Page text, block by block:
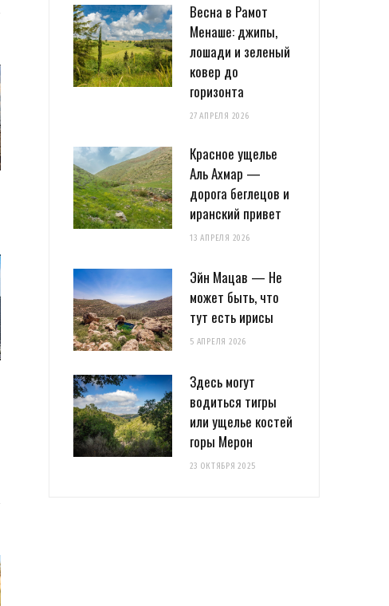
Весна в Рамот
Менаше: джипы,
лошади и зеленый
ковер до
горизонта
27 АПРЕЛЯ 2026
Красное ущелье
Аль Ахмар —
дорога беглецов и
иранский привет
13 АПРЕЛЯ 2026
Эйн Мацав — Не
может быть, что
тут есть ирисы
5 АПРЕЛЯ 2026
Здесь могут
водиться тигры
или ущелье костей
горы Мерон
23 ОКТЯБРЯ 2025